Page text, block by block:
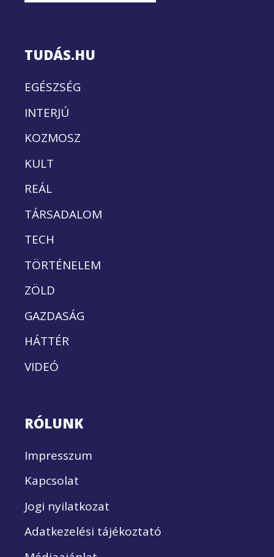
TUDÁS.HU
EGÉSZSÉG
INTERJÚ
KOZMOSZ
KULT
REÁL
TÁRSADALOM
TECH
TÖRTÉNELEM
ZÖLD
GAZDASÁG
HÁTTÉR
VIDEÓ
RÓLUNK
Impresszum
Kapcsolat
Jogi nyilatkozat
Adatkezelési tájékoztató